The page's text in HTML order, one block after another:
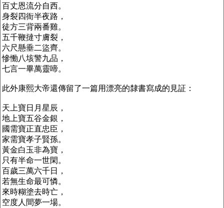
百丈恩流分自西。
身裂四衙半夜路，
徒方三背兩番雞。
五千鞭撻寸膚裂，
六尺懸垂二盜齊。
慘慟八垓警九品，
七言一畢萬靈啼。
此外康熙大帝還傳留了一篇用漂亮的隸書寫成的見証：
天上寶日月星辰，
地上寶五谷金銀，
國需寶正直忠臣，
家需寶孝子賢孫。
黃金白玉非為寶，
只有半命一世閑。
百歲三萬六千日，
若無生命最可憐。
來時糊塗去時亡，
空度人間夢一場。